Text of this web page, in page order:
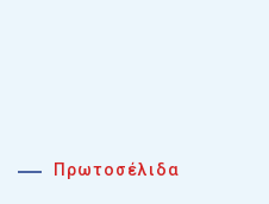
Πρωτοσέλιδα